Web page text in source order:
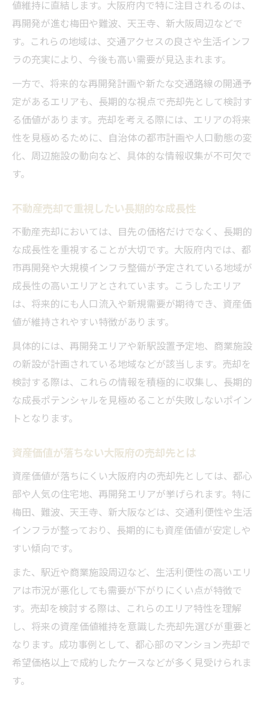
値維持に直結します。大阪府内で特に注目されるのは、
再開発が進む梅田や難波、天王寺、新大阪周辺などで
す。これらの地域は、交通アクセスの良さや生活インフ
ラの充実により、今後も高い需要が見込まれます。
一方で、将来的な再開発計画や新たな交通路線の開通予
定があるエリアも、長期的な視点で売却先として検討す
る価値があります。売却を考える際には、エリアの将来
性を見極めるために、自治体の都市計画や人口動態の変
化、周辺施設の動向など、具体的な情報収集が不可欠で
す。
不動産売却で重視したい長期的な成長性
不動産売却においては、目先の価格だけでなく、長期的
な成長性を重視することが大切です。大阪府内では、都
市再開発や大規模インフラ整備が予定されている地域が
成長性の高いエリアとされています。こうしたエリア
は、将来的にも人口流入や新規需要が期待でき、資産価
値が維持されやすい特徴があります。
具体的には、再開発エリアや新駅設置予定地、商業施設
の新設が計画されている地域などが該当します。売却を
検討する際は、これらの情報を積極的に収集し、長期的
な成長ポテンシャルを見極めることが失敗しないポイン
トとなります。
資産価値が落ちない大阪府の売却先とは
資産価値が落ちにくい大阪府内の売却先としては、都心
部や人気の住宅地、再開発エリアが挙げられます。特に
梅田、難波、天王寺、新大阪などは、交通利便性や生活
インフラが整っており、長期的にも資産価値が安定しや
すい傾向です。
また、駅近や商業施設周辺など、生活利便性の高いエリ
アは市況が悪化しても需要が下がりにくい点が特徴で
す。売却を検討する際は、これらのエリア特性を理解
し、将来の資産価値維持を意識した売却先選びが重要と
なります。成功事例として、都心部のマンション売却で
希望価格以上で成約したケースなどが多く見受けられま
す。